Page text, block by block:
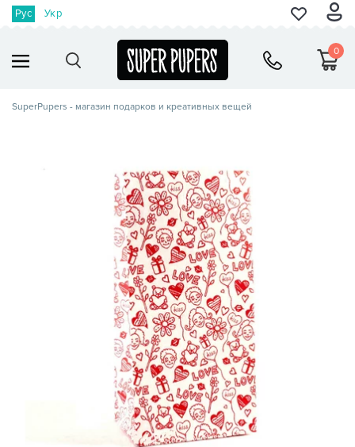
Рус Укр
0
SuperPupers - магазин подарков и креативных вещей